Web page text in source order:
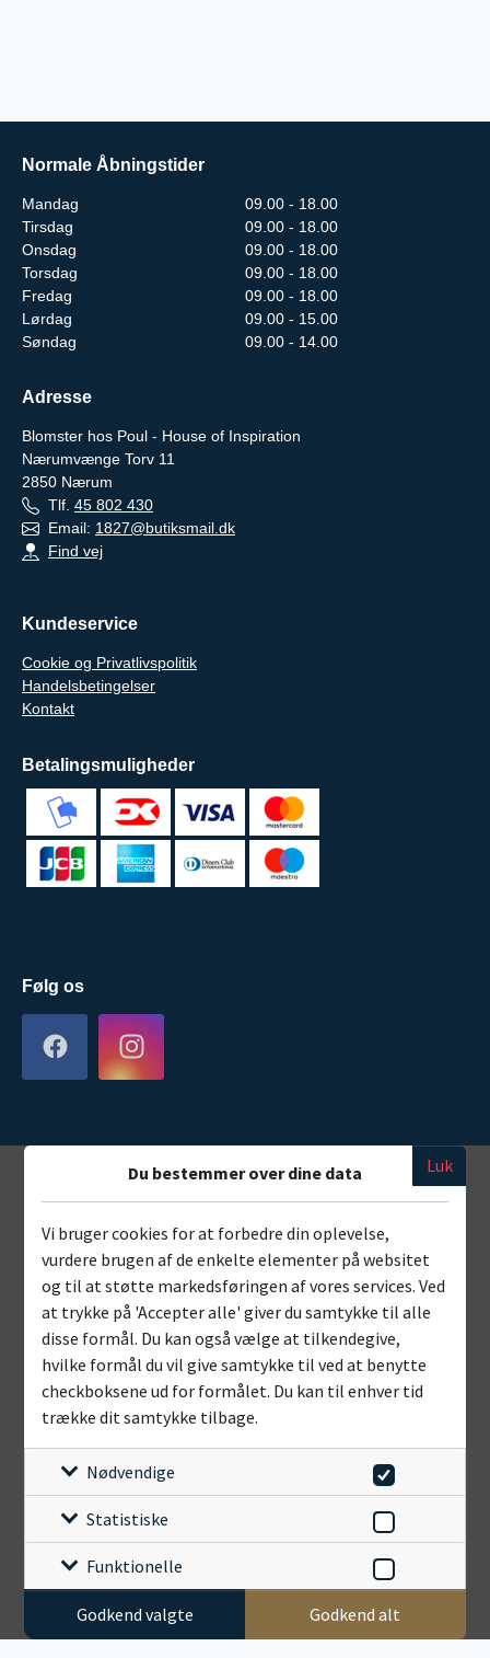
Normale Åbningstider
Mandag
09.00 - 18.00
Tirsdag
09.00 - 18.00
Onsdag
09.00 - 18.00
Torsdag
09.00 - 18.00
Fredag
09.00 - 18.00
Lørdag
09.00 - 15.00
Søndag
09.00 - 14.00
Adresse
Blomster hos Poul - House of Inspiration
Nærumvænge Torv 11
2850 Nærum
Tlf. 45 802 430
Email: 1827@butiksmail.dk
Find vej
Kundeservice
Cookie og Privatlivspolitik
Handelsbetingelser
Kontakt
Betalingsmuligheder
Følg os
Luk
Du bestemmer over dine data
Vi bruger cookies for at forbedre din oplevelse,
vurdere brugen af de enkelte elementer på websitet
og til at støtte markedsføringen af vores services. Ved
at trykke på 'Accepter alle' giver du samtykke til alle
disse formål. Du kan også vælge at tilkendegive,
hvilke formål du vil give samtykke til ved at benytte
checkboksene ud for formålet. Du kan til enhver tid
trække dit samtykke tilbage.
Nødvendige
Statistiske
Funktionelle
Godkend alt
Godkend valgte